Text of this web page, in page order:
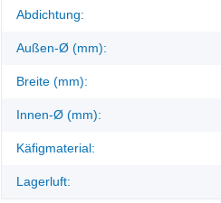
Produkteigenschaft
Wert
Abdichtung:
Außen-Ø (mm):
Breite (mm):
Innen-Ø (mm):
Käfigmaterial:
Lagerluft: